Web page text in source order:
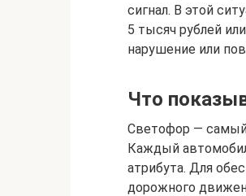
сигнал. В этой
5 тысяч рублей
нарушение или
Что
Светофор — самый
Каждый
атрибута. Для
дорожного